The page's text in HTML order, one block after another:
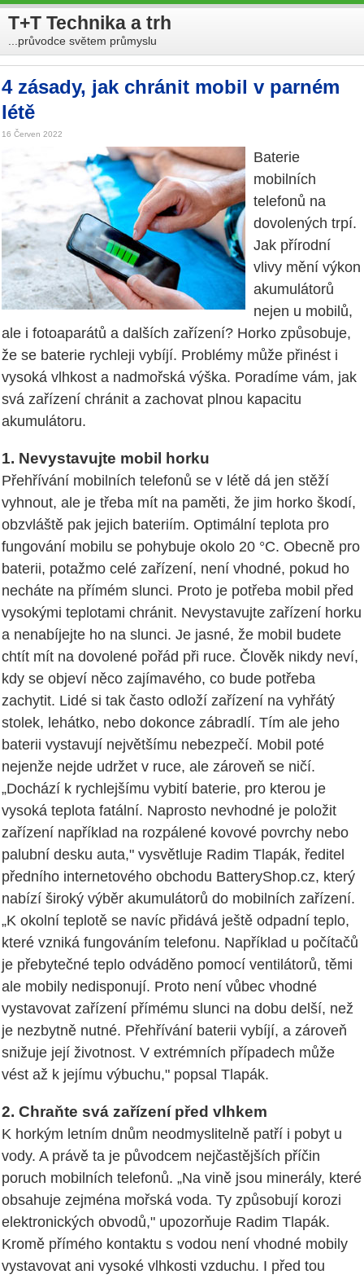
T+T Technika a trh
...průvodce světem průmyslu
4 zásady, jak chránit mobil v parném
létě
16 Červen 2022
Baterie
mobilních
telefonů na
dovolených trpí.
Jak přírodní
vlivy mění výkon
akumulátorů
nejen u mobilů,
ale i fotoaparátů a dalších zařízení? Horko způsobuje,
že se baterie rychleji vybíjí. Problémy může přinést i
vysoká vlhkost a nadmořská výška. Poradíme vám, jak
svá zařízení chránit a zachovat plnou kapacitu
akumulátoru.
1. Nevystavujte mobil horku
Přehřívání mobilních telefonů se v létě dá jen stěží
vyhnout, ale je třeba mít na paměti, že jim horko škodí,
obzvláště pak jejich bateriím. Optimální teplota pro
fungování mobilu se pohybuje okolo 20 °C. Obecně pro
baterii, potažmo celé zařízení, není vhodné, pokud ho
necháte na přímém slunci. Proto je potřeba mobil před
vysokými teplotami chránit. Nevystavujte zařízení horku
a nenabíjejte ho na slunci. Je jasné, že mobil budete
chtít mít na dovolené pořád při ruce. Člověk nikdy neví,
kdy se objeví něco zajímavého, co bude potřeba
zachytit. Lidé si tak často odloží zařízení na vyhřátý
stolek, lehátko, nebo dokonce zábradlí. Tím ale jeho
baterii vystavují největšímu nebezpečí. Mobil poté
nejenže nejde udržet v ruce, ale zároveň se ničí.
„Dochází k rychlejšímu vybití baterie, pro kterou je
vysoká teplota fatální. Naprosto nevhodné je položit
zařízení například na rozpálené kovové povrchy nebo
palubní desku auta," vysvětluje Radim Tlapák, ředitel
předního internetového obchodu BatteryShop.cz, který
nabízí široký výběr akumulátorů do mobilních zařízení.
„K okolní teplotě se navíc přidává ještě odpadní teplo,
které vzniká fungováním telefonu. Například u počítačů
je přebytečné teplo odváděno pomocí ventilátorů, těmi
ale mobily nedisponují. Proto není vůbec vhodné
vystavovat zařízení přímému slunci na dobu delší, než
je nezbytně nutné. Přehřívání baterii vybíjí, a zároveň
snižuje její životnost. V extrémních případech může
vést až k jejímu výbuchu," popsal Tlapák.
2. Chraňte svá zařízení před vlhkem
K horkým letním dnům neodmyslitelně patří i pobyt u
vody. A právě ta je původcem nejčastějších příčin
poruch mobilních telefonů. „Na vině jsou minerály, které
obsahuje zejména mořská voda. Ty způsobují korozi
elektronických obvodů," upozorňuje Radim Tlapák.
Kromě přímého kontaktu s vodou není vhodné mobily
vystavovat ani vysoké vlhkosti vzduchu. I před tou